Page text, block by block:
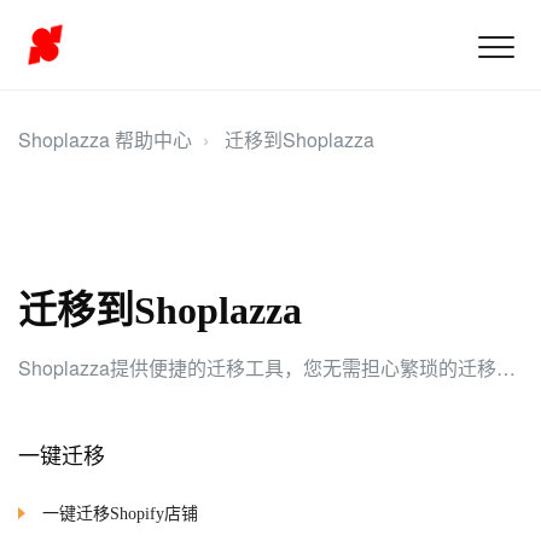
Shoplazza 帮助中心 迁移到Shoplazza
迁移到Shoplazza
Shoplazza提供便捷的迁移工具，您无需担心繁琐的迁移过程，Shoplazza帮您实现平稳、高效的平台迁移。
一键迁移
一键迁移Shopify店铺